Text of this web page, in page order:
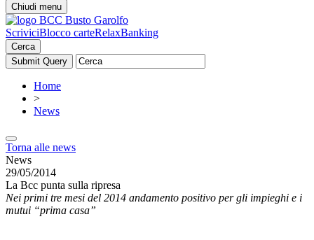
Chiudi menu
ScriviciBlocco carteRelaxBanking
Cerca
Home
>
News
Torna alle news
News
29/05/2014
La Bcc punta sulla ripresa
Nei primi tre mesi del 2014 andamento positivo per gli impieghi e i
mutui “prima casa”